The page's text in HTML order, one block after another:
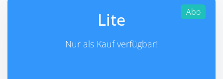
Lite Abo
Nur als Kauf verfügbar!